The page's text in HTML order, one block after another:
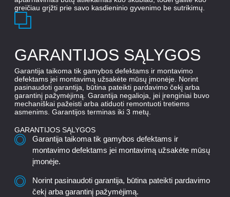
greičiau grįžti prie savo kasdieninio gyvenimo be sutrikimų.
GARANTIJOS SĄLYGOS
Garantija taikoma tik gamybos defektams ir montavimo
defektams jei montavimą užsakėte mūsų įmonėje. Norint
pasinaudoti garantija, būtina pateikti pardavimo čekį arba
garantinį pažymėjimą. Garantija negalioja, jei įrenginiai buvo
mechaniškai pažeisti arba atiduoti remontuoti tretiems
asmenims. Garantijos terminas iki 3 metų.
GARANTIJOS SĄLYGOS
Garantija taikoma tik gamybos defektams ir
montavimo defektams jei montavimą užsakėte mūsų
įmonėje.
Norint pasinaudoti garantija, būtina pateikti pardavimo
čekį arba garantinį pažymėjimą.